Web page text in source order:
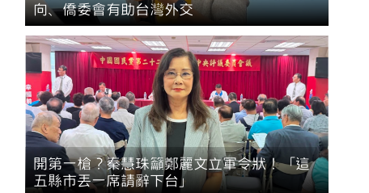
向、僑委會有助台灣外交
開第一槍？秦慧珠籲鄭麗文立軍令狀！「這
五縣市丟一席請辭下台」